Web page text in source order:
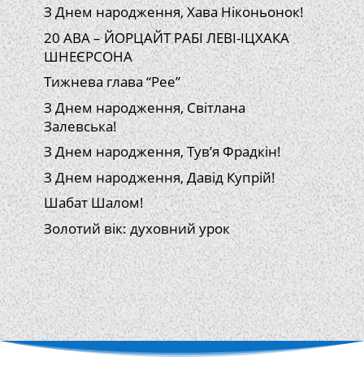
З Днем народження, Хава Ніконьонок!
20 АВА – ЙОРЦАЙТ РАБІ ЛЕВІ-ІЦХАКА
ШНЕЄРСОНА
Тижнева глава “Рее”
З Днем народження, Світлана
Залевська!
З Днем народження, Тув’я Фрадкін!
З Днем народження, Давід Купрій!
Шабат Шалом!
Золотий вік: духовний урок